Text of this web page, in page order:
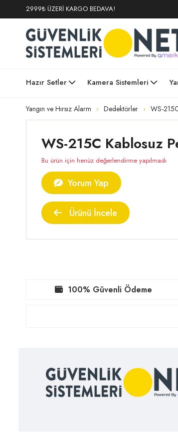
2999₺ ÜZERİ KARGO BEDAVA!
Hazır Setler Kamera Sistemleri
Yangın ve Hırsız Alarm Dedektörler WS-
WS-215C Kablosuz
Bu ürün için henüz değerlendirme yapılmadı
Yorum Yap
Ürünü İncele
100% Güvenli Ödeme